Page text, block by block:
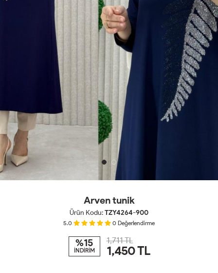
Arven tunik
Ürün Kodu:TZY4264-900
5.0 0 Değerlendirme
%15
İNDİRİM
1,711 TL
1,450TL